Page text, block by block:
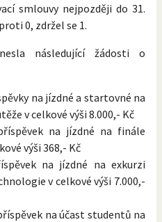
smlouvy nejpozději do 31.
0, zdržel se 1.
následující žádosti o
na jízdné a startovné na
v celkové výši 8.000,- Kč
na jízdné na finále
výši 368,- Kč
na jízdné na exkurzi
v celkové výši 7.000,-
na účast studentů na